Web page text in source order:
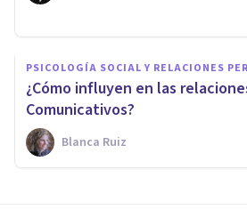
PSICOLOGÍA SOCIAL Y RELACIONES
¿Cómo influyen en las
Comunicativos?
Blanca Ruiz